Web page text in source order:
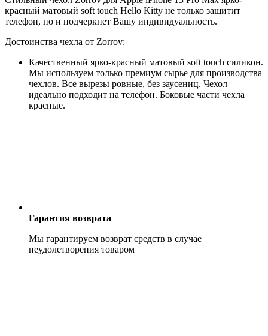
красный матовый soft touch Hello Kitty не только защитит
телефон, но и подчеркнет Вашу индивидуальность.
Достоинства чехла от Zorrov:
Качественный ярко-красный матовый soft touch силикон.
Мы используем только премиум сырье для производства
чехлов. Все вырезы ровные, без заусениц. Чехол
идеально подходит на телефон. Боковые части чехла
красные.
Гарантия возврата
Мы гарантируем возврат средств в случае
неудолетворения товаром